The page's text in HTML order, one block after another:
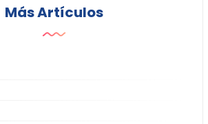
Más Artículos